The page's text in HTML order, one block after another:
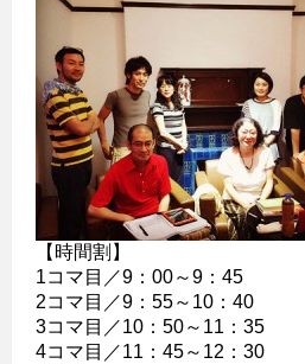
【時間割】
1コマ目／9：00～9：45
2コマ目／9：55～10：40
3コマ目／10：50～11：35
4コマ目／11：45～12：30